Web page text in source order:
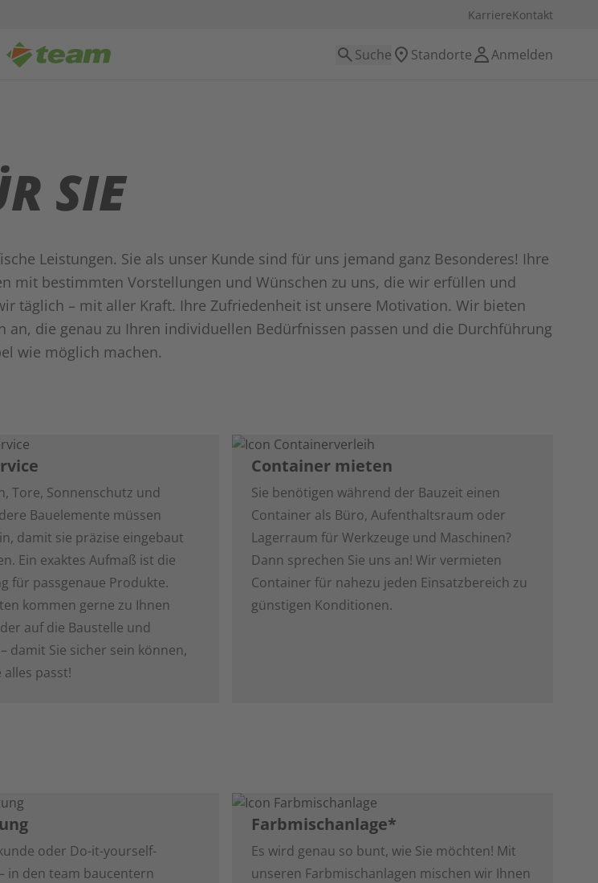
KarriereKontakt
Suche Standorte Anmelden
SIE
Leistungen. Sie als unser Kunde sind für uns jemand ganz Besonderes! Ihre
mit bestimmten Vorstellungen und Wünschen zu uns, die wir erfüllen und
täglich – mit aller Kraft. Ihre Zufriedenheit ist unsere Motivation. Wir bieten
die genau zu Ihren individuellen Bedürfnissen passen und die Durchführung
wie möglich machen.
Tore, Sonnenschutz und
Bauelemente müssen
damit sie präzise eingebaut
Ein exaktes Aufmaß ist die
für passgenaue Produkte.
kommen gerne zu Ihnen
auf die Baustelle und
damit Sie sicher sein können,
alles passt!
Container mieten
Sie benötigen während der Bauzeit einen
Container als Büro, Aufenthaltsraum oder
Lagerraum für Werkzeuge und Maschinen?
Dann sprechen Sie uns an! Wir vermieten
Container für nahezu jeden Einsatzbereich zu
günstigen Konditionen.
oder Do-it-yourself-
in den team baucentern
Farbmischanlage*
Es wird genau so bunt, wie Sie möchten! Mit
unseren Farbmischanlagen mischen wir Ihnen